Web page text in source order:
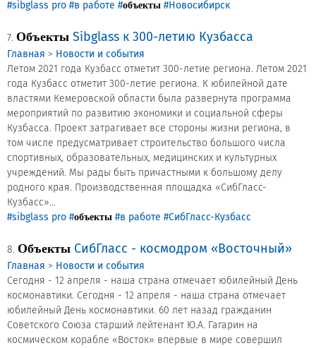
#sibglass pro #в работе #объекты #Новосибирск
7. Объекты Sibglass к 300-летию Кузбасса
Главная > Новости и события
Летом 2021 года Кузбасс отметит 300-летие региона. Летом 2021
года Кузбасс отметит 300-летие региона. К юбилейной дате
властями Кемеровской области была развернута программа
мероприятий по развитию экономики и социальной сферы
Кузбасса. Проект затрагивает все стороны жизни региона, в
том числе предусматривает строительство большого числа
спортивных, образовательных, медицинских и культурных
учреждений. Мы рады быть причастными к большому делу
родного края. Производственная площадка «СибГласс-
Кузбасс»...
#sibglass pro #объекты #в работе #СибГласс-Кузбасс
8. Объекты СибГласс - космодром «Восточный»
Главная > Новости и события
Сегодня - 12 апреля - наша страна отмечает юбилейный День
космонавтики. Сегодня - 12 апреля - наша страна отмечает
юбилейный День космонавтики. 60 лет назад гражданин
Советского Союза старший лейтенант Ю.А. Гагарин на
космическом корабле «Восток» впервые в мире совершил